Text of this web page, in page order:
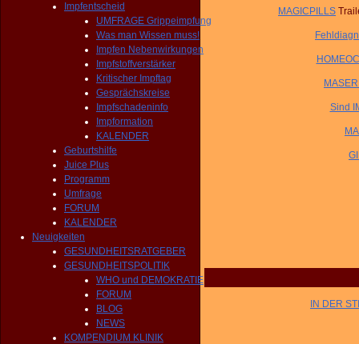
Impfentscheid
UMFRAGE Grippeimpfung
Was man Wissen muss!
Impfen Nebenwirkungen
Impfstoffverstärker
Kritischer Impftag
Gesprächskreise
Impfschadeninfo
Impformation
KALENDER
Geburtshilfe
Juice Plus
Programm
Umfrage
FORUM
KALENDER
Neuigkeiten
GESUNDHEITSRATGEBER
GESUNDHEITSPOLITIK
WHO und DEMOKRATIE
FORUM
BLOG
NEWS
KOMPENDIUM KLINIK
MAGICPILLS
Sind
IN DER